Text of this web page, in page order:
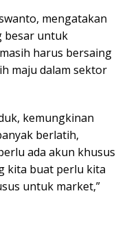
mengatakan
besar untuk
harus bersaing
maju dalam sektor
kemungkinan
berlatih,
ada akun khusus
kita buat perlu kita
untuk market,”